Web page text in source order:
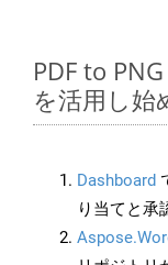
PDF to
を活用し始
Dashboard
り当てと承